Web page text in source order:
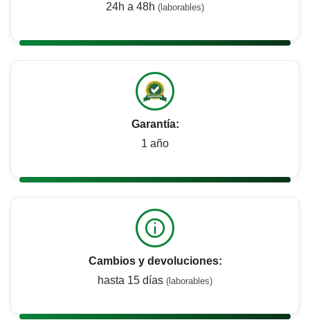
24h a 48h (laborables)
Garantía:
1 año
Cambios y devoluciones:
hasta 15 días (laborables)